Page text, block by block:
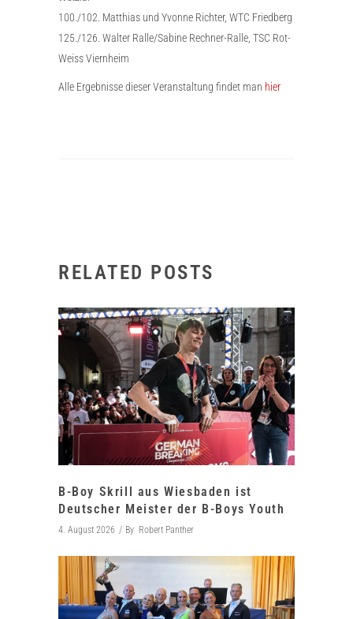
100./102. Matthias und Yvonne Richter, WTC Friedberg
125./126. Walter Ralle/Sabine Rechner-Ralle, TSC Rot-
Weiss Viernheim
Alle Ergebnisse dieser Veranstaltung findet man hier
RELATED POSTS
B-Boy Skrill aus Wiesbaden ist
Deutscher Meister der B-Boys Youth
4. August 2026 By Robert Panther